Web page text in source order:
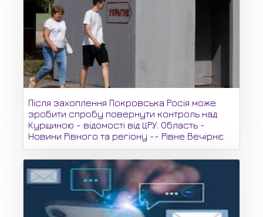
Після захоплення Покровська Росія може
зробити спробу повернути контроль над
Курщиною - відомості від ЦРУ. Область -
Новини Рівного та регіону -- Рівне Вечірнє